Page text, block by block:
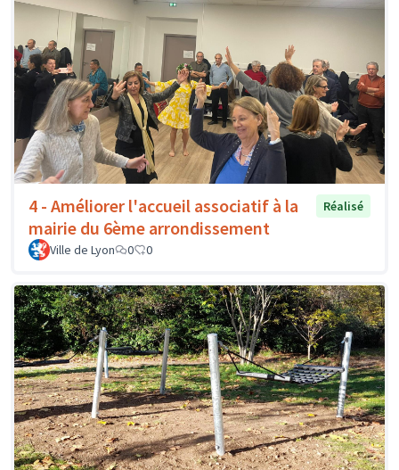
4 - Améliorer l'accueil associatif à la
mairie du 6ème arrondissement
Réalisé
Ville de Lyon 0 0